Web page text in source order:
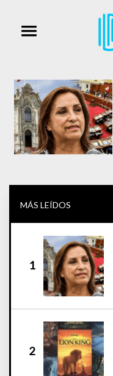
MÁS LEÍDOS
1
2